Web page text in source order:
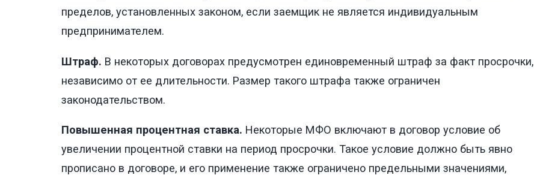
пределов, установленных законом, если заемщик не является индивидуальным
предпринимателем.
Штраф. В некоторых договорах предусмотрен единовременный штраф за факт просрочки,
независимо от ее длительности. Размер такого штрафа также ограничен
законодательством.
Повышенная процентная ставка. Некоторые МФО включают в договор условие об
увеличении процентной ставки на период просрочки. Такое условие должно быть явно
прописано в договоре, и его применение также ограничено предельными значениями,